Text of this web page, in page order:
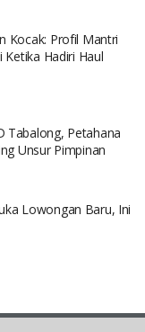
Kocak: Profil Mantri
Ketika Hadiri Haul
Tabalong, Petahana
Unsur Pimpinan
Lowongan Baru, Ini